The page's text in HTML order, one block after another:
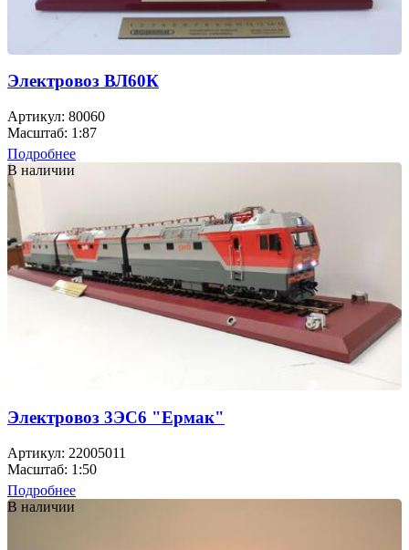
Электровоз ВЛ60К
Артикул: 80060
Масштаб: 1:87
Подробнее
В наличии
Электровоз 3ЭС6 "Ермак"
Артикул: 22005011
Масштаб: 1:50
Подробнее
В наличии